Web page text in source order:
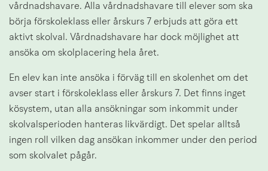
vårdnadshavare. Alla vårdnadshavare till elever som ska
börja förskoleklass eller årskurs 7 erbjuds att göra ett
aktivt skolval. Vårdnadshavare har dock möjlighet att
ansöka om skolplacering hela året.
En elev kan inte ansöka i förväg till en skolenhet om det
avser start i förskoleklass eller årskurs 7. Det finns inget
kösystem, utan alla ansökningar som inkommit under
skolvalsperioden hanteras likvärdigt. Det spelar alltså
ingen roll vilken dag ansökan inkommer under den period
som skolvalet pågår.